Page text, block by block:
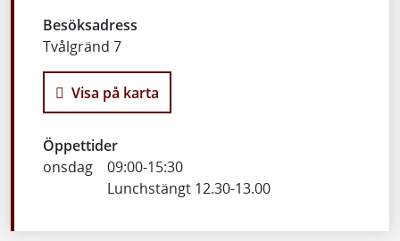
Besöksadress
Tvålgränd 7
Visa på karta
Öppettider
onsdag
09:00-15:30
Lunchstängt 12.30-13.00